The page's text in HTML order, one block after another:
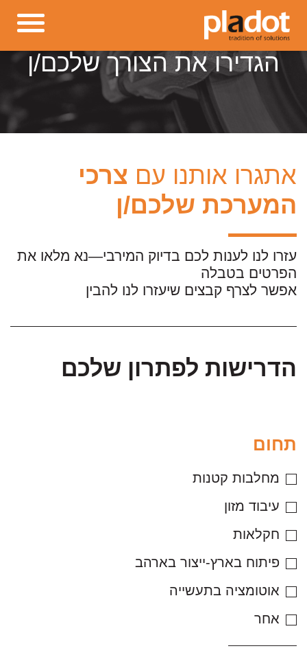
הגדירו את הצורך שלכם/ן
אתגרו אותנו עם צרכי
המערכת שלכם/ן
עזרו לנו לענות לכם בדיוק המירבי—נא מלאו את
הפרטים בטבלה
אפשר לצרף קבצים שיעזרו לנו להבין
הדרישות לפתרון שלכם
תחום
מחלבות קטנות
עיבוד מזון
חקלאות
פיתוח בארץ-ייצור בארהב
אוטומציה בתעשייה
אחר